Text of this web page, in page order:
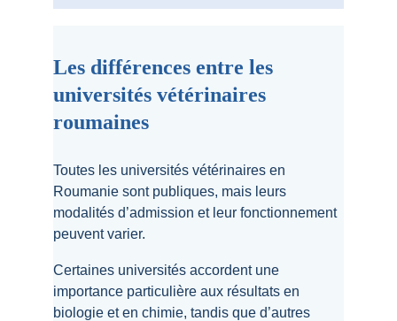
Les différences entre les
universités vétérinaires
roumaines
Toutes les universités vétérinaires en
Roumanie sont publiques, mais leurs
modalités d’admission et leur fonctionnement
peuvent varier.
Certaines universités accordent une
importance particulière aux résultats en
biologie et en chimie, tandis que d’autres